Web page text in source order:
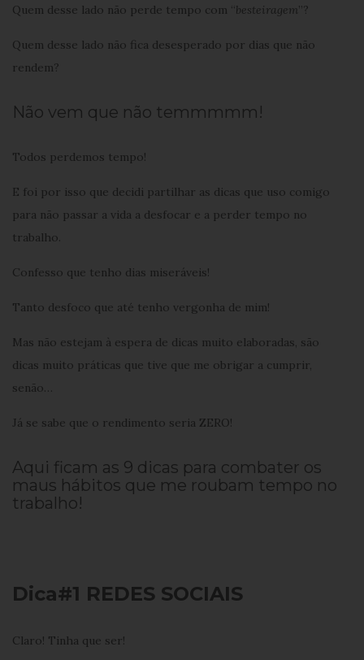
Quem desse lado não perde tempo com “besteiragem”?
Quem desse lado não fica desesperado por dias que não
rendem?
Não vem que não temmmmm!
Todos perdemos tempo!
E foi por isso que decidi partilhar as dicas que uso comigo
para não passar a vida a desfocar e a perder tempo no
trabalho.
Confesso que tenho dias miseráveis!
Tanto desfoco que até tenho vergonha de mim!
Mas não estejam à espera de dicas muito elaboradas, são
dicas muito práticas que tive que me obrigar a cumprir,
senão…
Já se sabe que o rendimento seria ZERO!
Aqui ficam as 9 dicas para combater os
maus hábitos que me roubam tempo no
trabalho!
Dica#1 REDES SOCIAIS
Claro! Tinha que ser!